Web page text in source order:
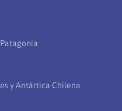
y Antártica Chilena